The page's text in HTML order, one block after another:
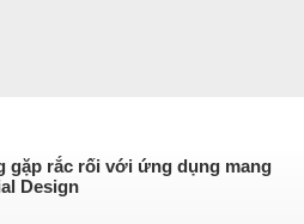
gặp rắc rối với ứng dụng mang
Design